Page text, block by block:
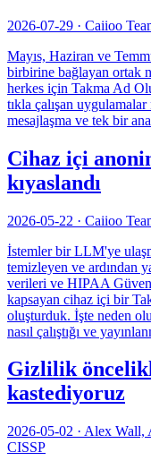
2026-07-29 · Caiioo
Mayıs, Haziran ve
birbirine bağlayan ortak
herkes için Takma Ad
tıkla çalışan
mesajlaşma ve tek bir
Cihaz içi
kıyaslandı
2026-05-22 · Caiioo
İstemler bir LLM'ye
temizleyen ve ardından
verileri ve HIPAA
kapsayan cihaz içi bir
oluşturduk. İşte neden
nasıl çalıştığı ve
Gizlilik
kastediyoruz
2026-05-02 · Alex Wall,
CISSP